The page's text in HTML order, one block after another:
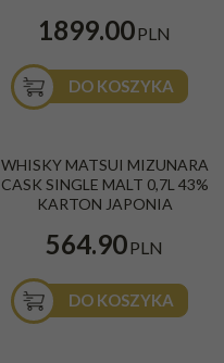
1899.00PLN
DO KOSZYKA
WHISKY MATSUI MIZUNARA
CASK SINGLE MALT 0,7L 43%
KARTON JAPONIA
564.90PLN
DO KOSZYKA